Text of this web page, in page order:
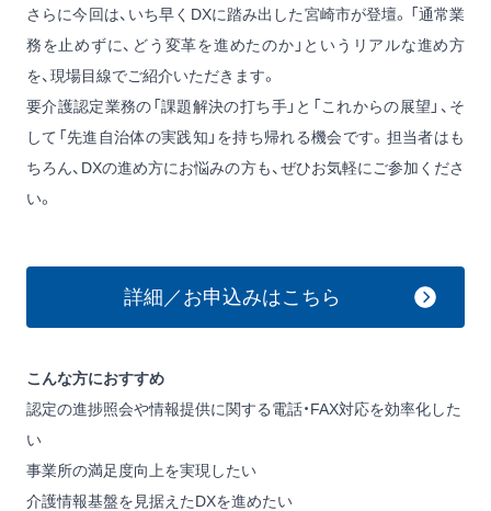
さらに今回は、いち早くDXに踏み出した宮崎市が登壇。「通常業
務を止めずに、どう変革を進めたのか」というリアルな進め方
を、現場目線でご紹介いただきます。
要介護認定業務の「課題解決の打ち手」と「これからの展望」、そ
して「先進自治体の実践知」を持ち帰れる機会です。担当者はも
ちろん、DXの進め方にお悩みの方も、ぜひお気軽にご参加くださ
い。
詳細／お申込みはこちら
こんな方におすすめ
認定の進捗照会や情報提供に関する電話・FAX対応を効率化した
い
事業所の満足度向上を実現したい
介護情報基盤を見据えたDXを進めたい